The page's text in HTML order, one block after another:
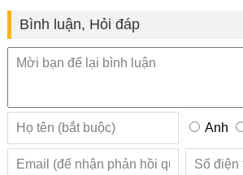
Bình luận, Hỏi đáp
Anh